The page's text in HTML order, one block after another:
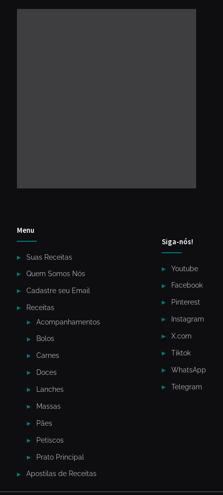
Menu
Suas Receitas
Quem Somos Nós
Cadastre seu Email
Receitas
Acompanhamentos
Bolos
Carnes
Doces
Lanches
Massas
Pães
Petiscos
Prato Principal
Apostilas de Receitas
Siga-nós!
Youtube
Facebook
Pinterest
Instagram
X.com
Tiktok
WhatsApp
Telegram